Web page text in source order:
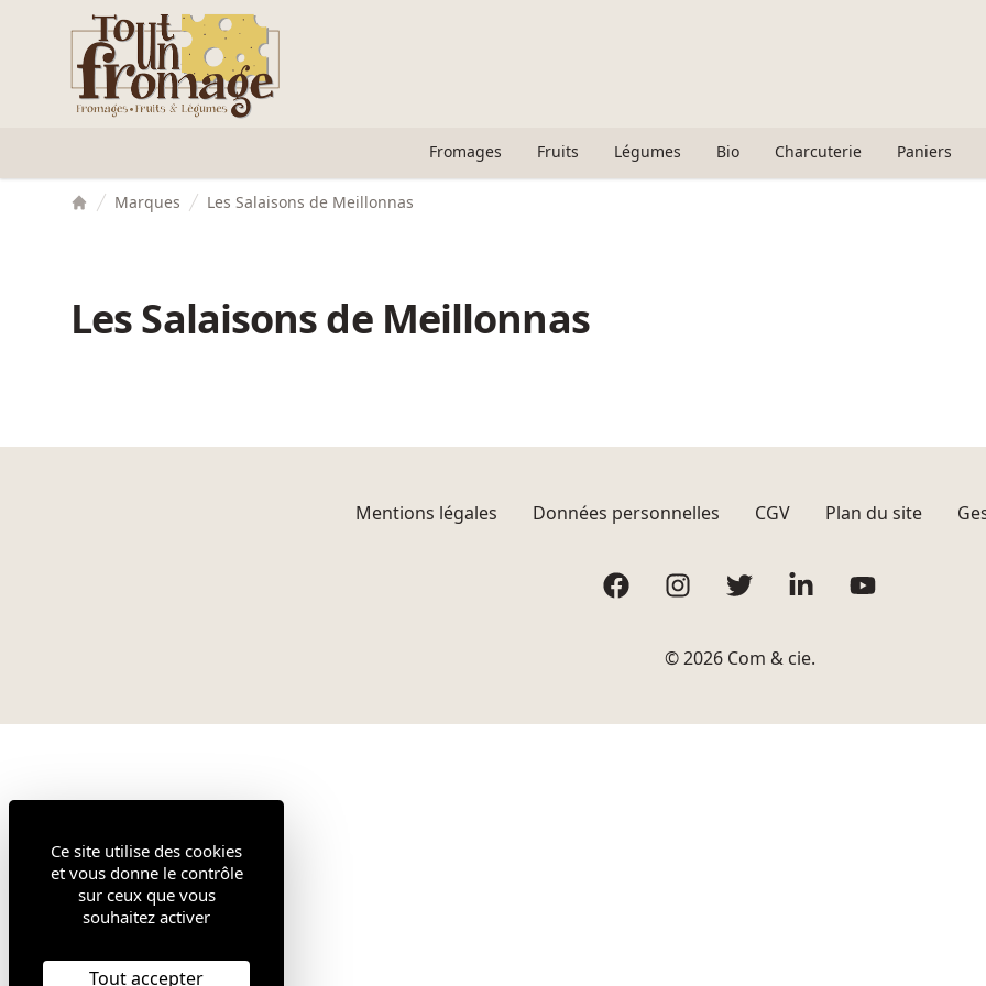
Accès au contenu
Fromages Fruits Légumes Bio Charcuterie Paniers
Marques Les Salaisons de Meillonnas
Les Salaisons de Meillonnas
Mentions légales Données personnelles CGV Plan du site
FacebookInstagramTwitterLinkedInYouTube
© 2026 Com & cie.
Panneau de gestion des cookies
Ce site utilise des cookies
et vous donne le contrôle
sur ceux que vous
souhaitez activer
Tout accepter